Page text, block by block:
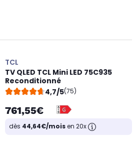
TCL
TV QLED TCL Mini LED 75C935
Reconditionné
4,7/5(75)
761,55€
dès 44,64€/moisen 20x